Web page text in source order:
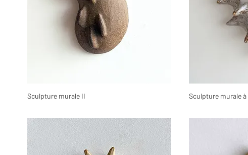
Sculpture murale II Sculpture murale